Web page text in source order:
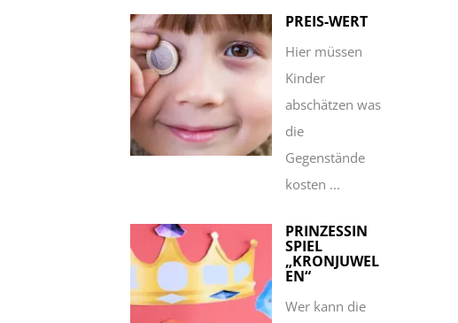
PREIS-WERT
Hier müssen
Kinder
abschätzen was
die
Gegenstände
kosten ...
PRINZESSIN
SPIEL
„KRONJUWEL
EN“
Wer kann die